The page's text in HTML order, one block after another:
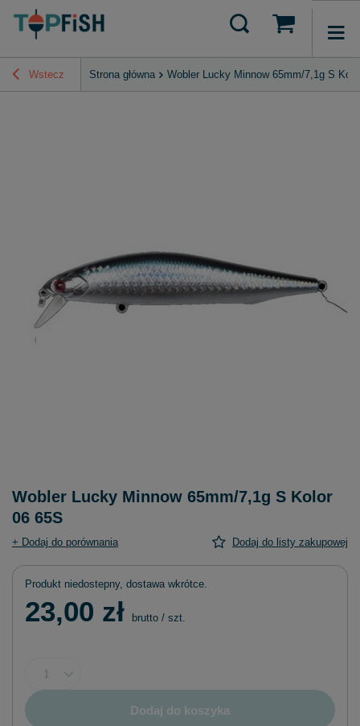
Wstecz Strona główna Wobler Lucky Minnow 65mm/7,1g S
Wobler Lucky Minnow 65mm/7,1g S Kolor
06 65S
+ Dodaj do porównania Dodaj do listy zakupowej
Produkt niedostepny, dostawa wkrótce
23,00 zł brutto / szt.
Dodaj do koszyka